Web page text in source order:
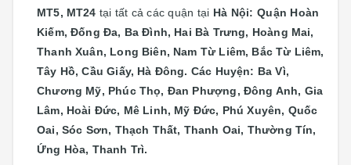
MT5, MT24 tại tất cả các quận tại Hà Nội: Quận Hoàn
Kiếm, Đống Đa, Ba Đình, Hai Bà Trưng, Hoàng Mai,
Thanh Xuân, Long Biên, Nam Từ Liêm, Bắc Từ Liêm,
Tây Hồ, Cầu Giấy, Hà Đông. Các Huyện: Ba Vì,
Chương Mỹ, Phúc Thọ, Đan Phượng, Đông Anh, Gia
Lâm, Hoài Đức, Mê Linh, Mỹ Đức, Phú Xuyên, Quốc
Oai, Sóc Sơn, Thạch Thất, Thanh Oai, Thường Tín,
Ứng Hòa, Thanh Trì.